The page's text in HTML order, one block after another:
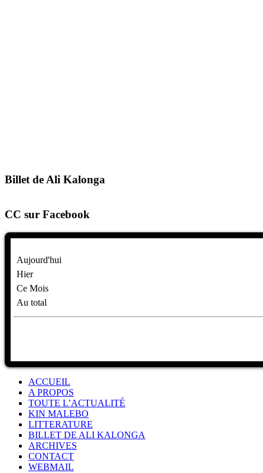
Billet de Ali Kalonga
CC sur Facebook
Aujourd'hui
Hier
Ce Mois
Au total
ACCUEIL
A PROPOS
TOUTE L’ACTUALITÉ
KIN MALEBO
LITTERATURE
BILLET DE ALI KALONGA
ARCHIVES
CONTACT
WEBMAIL